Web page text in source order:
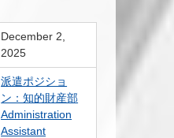
December 2,
2025
派遣ポジショ
ン：知的財産部
Administration
Assistant